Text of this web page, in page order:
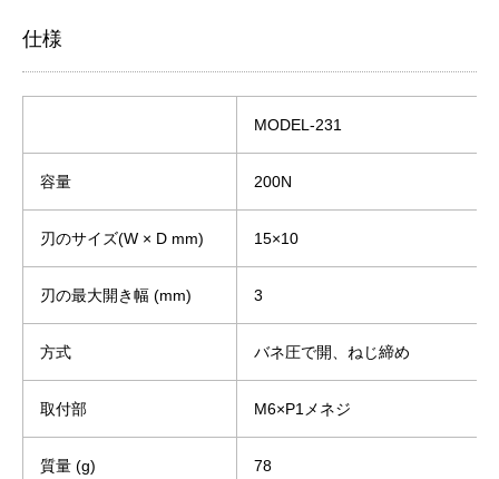
仕様
MODEL-231
容量 200N
刃のサイズ(W × D mm) 15×10
刃の最大開き幅 (mm) 3
方式 バネ圧で開、ねじ締め
取付部 M6×P1メネジ
質量 (g) 78